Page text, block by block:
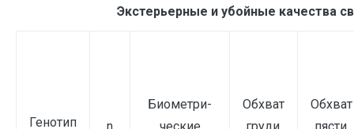
Экстерьерные и убойные качества
Генотип
Биометри-
Обхват
Обхват